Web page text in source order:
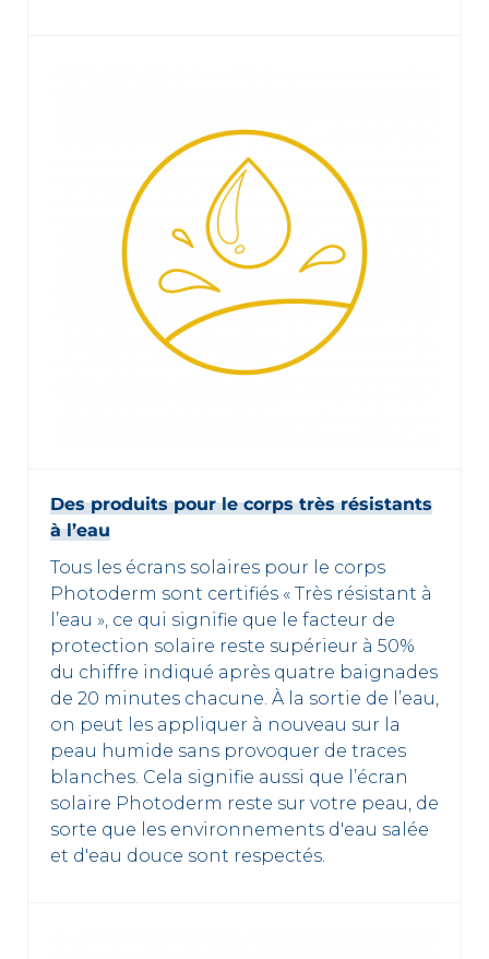
Des produits pour le corps très résistants
à l’eau
Tous les écrans solaires pour le corps
Photoderm sont certifiés « Très résistant à
l’eau », ce qui signifie que le facteur de
protection solaire reste supérieur à 50%
du chiffre indiqué après quatre baignades
de 20 minutes chacune. À la sortie de l’eau,
on peut les appliquer à nouveau sur la
peau humide sans provoquer de traces
blanches. Cela signifie aussi que l’écran
solaire Photoderm reste sur votre peau, de
sorte que les environnements d'eau salée
et d'eau douce sont respectés.